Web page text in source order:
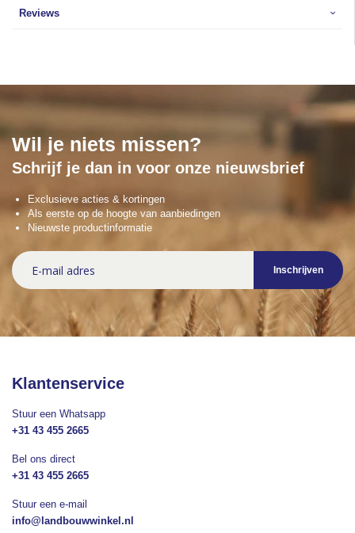
Reviews
Wil je niets missen?
Schrijf je dan in voor onze nieuwsbrief
Exclusieve acties & kortingen
Als eerste op de hoogte van aanbiedingen
Nieuwste productinformatie
Abonneer
u
op
Inschrijven
Klantenservice
Stuur een Whatsapp
+31 43 455 2665
Bel ons direct
+31 43 455 2665
Stuur een e-mail
info@landbouwwinkel.nl